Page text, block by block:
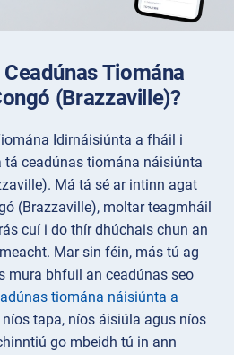
Tiomána
(Brazzaville)?
Idirnáisiúnta a fháil i
tá ceadúnas tiomána náisiúnta
Má tá sé ar intinn agat
(Brazzaville), moltar teagmháil
cuí i do thír dhúchais chun an
Mar sin féin, más tú ag
mura bhfuil an ceadúnas seo
tiomána náisiúnta a
níos tapa, níos áisiúla agus níos
go mbeidh tú in ann